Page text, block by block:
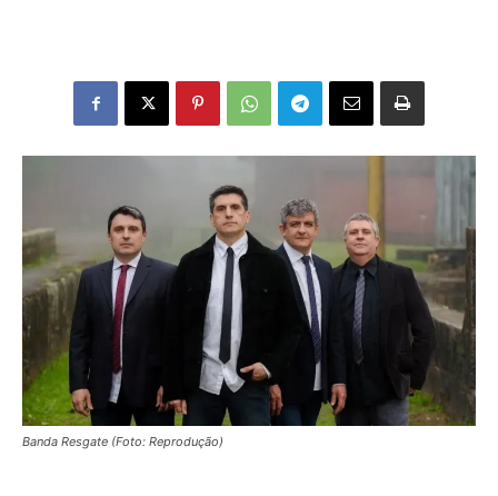
Banda Resgate (Foto: Reprodução)